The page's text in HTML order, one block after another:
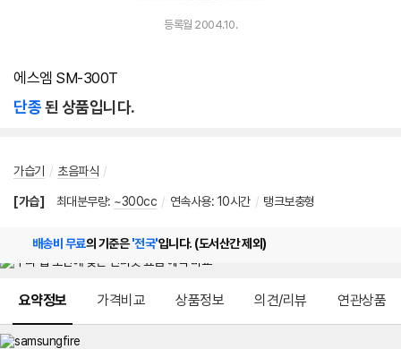
등록월 2004.10.
에스엠 SM-300T
단종된 상품입니다.
가습기 / 초음파식 /
[가습] 최대분무량: ~300cc / 연속사용: 10시간 / 탱크보충형
배송비 무료의 기준은'전국'입니다. (도서산간 제외)
요약정보 가격비교 상품정보 의견/리뷰 연관상품